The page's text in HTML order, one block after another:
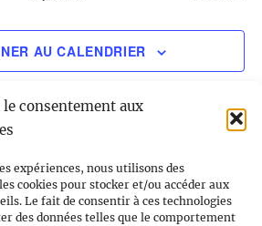
le consentement aux
expériences, nous utilisons des
cookies pour stocker et/ou accéder aux
Le fait de consentir à ces technologies
des données telles que le comportement
AU CALENDRIER